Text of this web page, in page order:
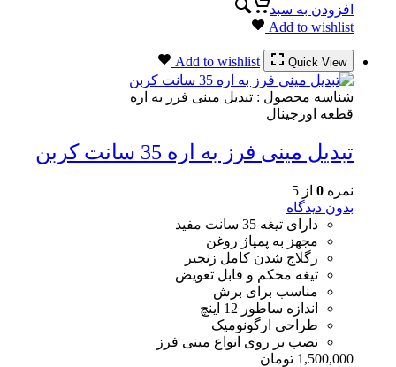
افزودن به سبد
Add to wishlist
Quick View
Add to wishlist
شناسه محصول : تبدیل مینی فرز به اره
قطعه اورجینال
تبدیل مینی فرز به اره 35 سانت کربن
نمره 0 از 5
بدون دیدگاه
دارای تیغه 35 سانت مفید
مجهز به پمپاژ روغن
رگلاج شدن کامل زنجیر
تیغه محکم و قابل تعویض
مناسب برای برش
اندازه ساطور 12 اینچ
طراحی ارگونومیک
نصب بر روی انواع مینی فرز
1,500,000 تومان